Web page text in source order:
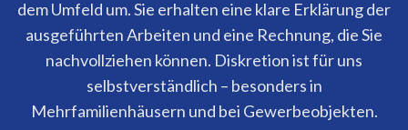
dem Umfeld um. Sie erhalten eine klare Erklärung der
ausgeführten Arbeiten und eine Rechnung, die Sie
nachvollziehen können. Diskretion ist für uns
selbstverständlich – besonders in
Mehrfamilienhäusern und bei Gewerbeobjekten.